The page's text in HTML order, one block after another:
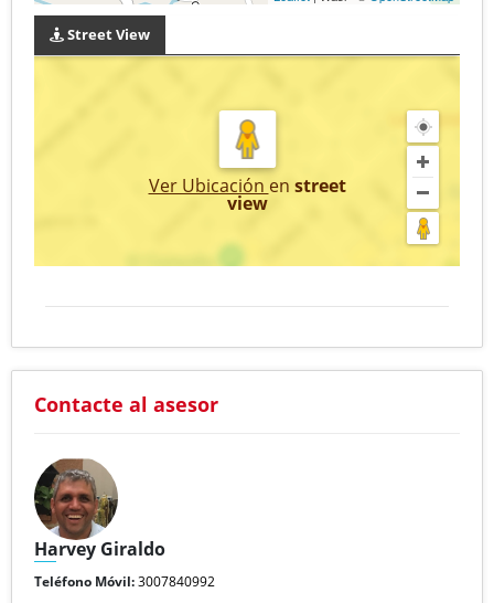
Street View
Ver Ubicación en street
view
Contacte al asesor
Harvey Giraldo
Teléfono Móvil:3007840992